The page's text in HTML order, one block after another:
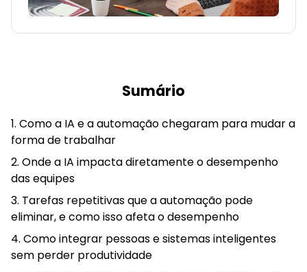
Sumário
Como a IA e a automação chegaram para mudar a
forma de trabalhar
Onde a IA impacta diretamente o desempenho
das equipes
Tarefas repetitivas que a automação pode
eliminar, e como isso afeta o desempenho
Como integrar pessoas e sistemas inteligentes
sem perder produtividade